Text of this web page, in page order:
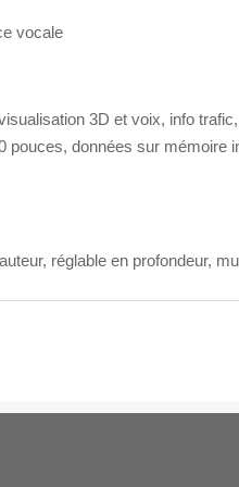
vocale
3D et voix, info
pouces, données sur mémoire
réglable en profondeur,